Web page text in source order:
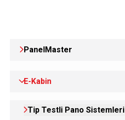
PanelMaster
E-Kabin
Tip Testli Pano Sistemleri